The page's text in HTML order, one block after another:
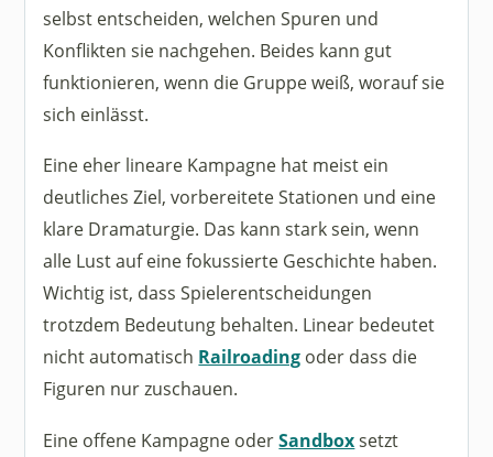
selbst entscheiden, welchen Spuren und
Konflikten sie nachgehen. Beides kann gut
funktionieren, wenn die Gruppe weiß, worauf sie
sich einlässt.
Eine eher lineare Kampagne hat meist ein
deutliches Ziel, vorbereitete Stationen und eine
klare Dramaturgie. Das kann stark sein, wenn
alle Lust auf eine fokussierte Geschichte haben.
Wichtig ist, dass Spielerentscheidungen
trotzdem Bedeutung behalten. Linear bedeutet
nicht automatisch Railroading oder dass die
Figuren nur zuschauen.
Eine offene Kampagne oderSandboxsetzt